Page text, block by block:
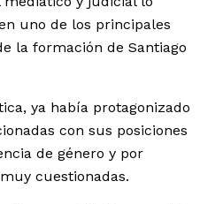
uno de los principales
la formación de Santiago
ya había protagonizado
con sus posiciones
de género y por
cuestionadas.